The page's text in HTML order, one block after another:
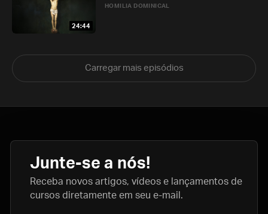
24:44
HOMILIA DOMINICAL
Carregar mais episódios
Junte-se a nós!
Receba novos artigos, vídeos e lançamentos de
cursos diretamente em seu e-mail.